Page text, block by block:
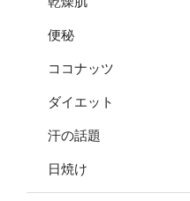
便秘
ココナッツ
ダイエット
汗の話題
日焼け